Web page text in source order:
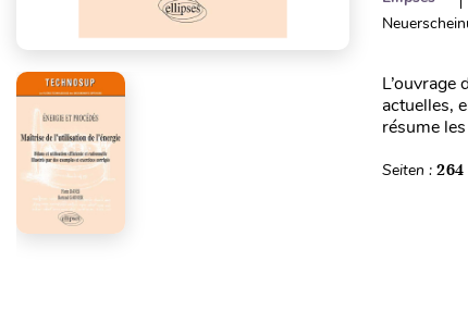
L’ouvrage
actuelles,
résume
Seiten : 264